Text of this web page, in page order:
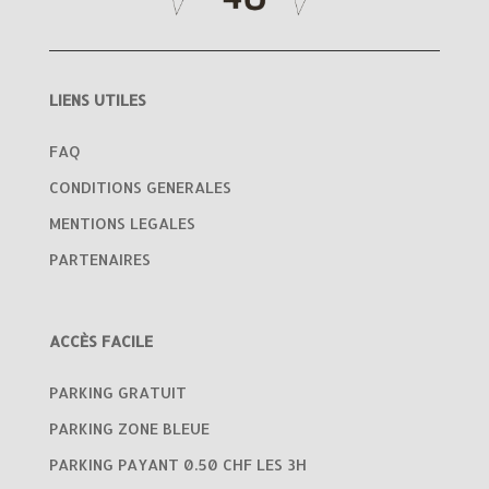
LIENS UTILES
FAQ
CONDITIONS GENERALES
MENTIONS LEGALES
PARTENAIRES
ACCÈS FACILE
PARKING GRATUIT
PARKING ZONE BLEUE
PARKING PAYANT 0.50 CHF LES 3H